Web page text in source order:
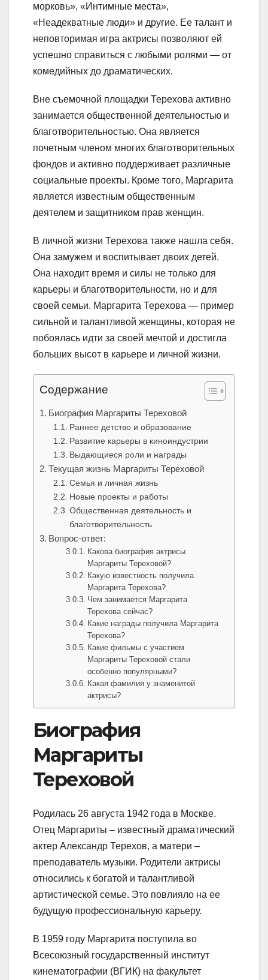
морковь», «Интимные места»,
«Неадекватные люди» и другие. Ее талант и
неповторимая игра актрисы позволяют ей
успешно справиться с любыми ролями — от
комедийных до драматических.
Вне съемочной площадки Терехова активно
занимается общественной деятельностью и
благотворительностью. Она является
почетным членом многих благотворительных
фондов и активно поддерживает различные
социальные проекты. Кроме того, Маргарита
является известным общественным
деятелем и защитником прав женщин.
В личной жизни Терехова также нашла себя.
Она замужем и воспитывает двоих детей.
Она находит время и силы не только для
карьеры и благотворительности, но и для
своей семьи. Маргарита Терехова — пример
сильной и талантливой женщины, которая не
побоялась идти за своей мечтой и достигла
больших высот в карьере и личной жизни.
Содержание
Биография Маргариты Тереховой
Раннее детство и образование
Развитие карьеры в киноиндустрии
Выдающиеся роли и награды
Текущая жизнь Маргариты Тереховой
Семья и личная жизнь
Новые проекты и работы
Общественная деятельность и
благотворительность
Вопрос-ответ:
Какова биография актрисы
Маргариты Тереховой?
Какую известность получила
Маргарита Терехова?
Чем занимается Маргарита
Терехова сейчас?
Какие награды получила Маргарита
Терехова?
Какие фильмы с участием
Маргариты Тереховой стали
особенно популярными?
Какая фамилия у знаменитой
актрисы?
Биография
Маргариты
Тереховой
Родилась 26 августа 1942 года в Москве.
Отец Маргариты – известный драматический
актер Александр Терехов, а матери –
преподаватель музыки. Родители актрисы
относились к богатой и талантливой
артистической семье. Это повлияло на ее
будущую профессиональную карьеру.
В 1959 году Маргарита поступила во
Всесоюзный государственный институт
кинематографии (ВГИК) на факультет